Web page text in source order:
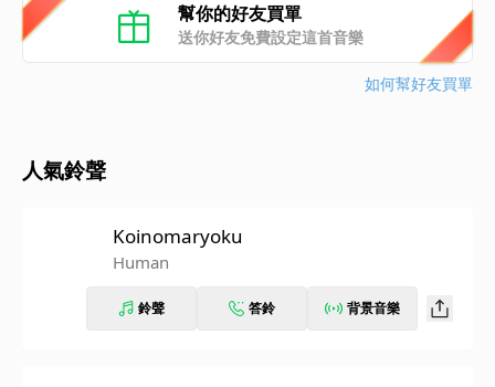
幫你的好友買單
送你好友免費設定這首音樂
如何幫好友買單
人氣鈴聲
Koinomaryoku
Human
鈴聲 答鈴 背景音樂